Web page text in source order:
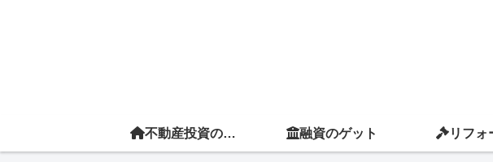
不動産投資の教科書 融資のゲット リフォ